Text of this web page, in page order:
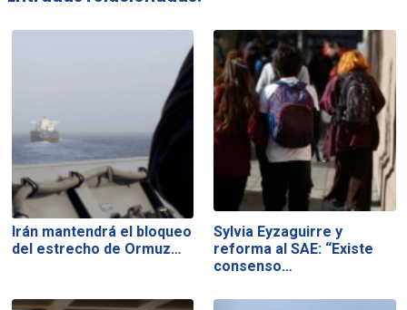
Irán mantendrá el bloqueo
del estrecho de Ormuz…
Sylvia Eyzaguirre y
reforma al SAE: “Existe
consenso…